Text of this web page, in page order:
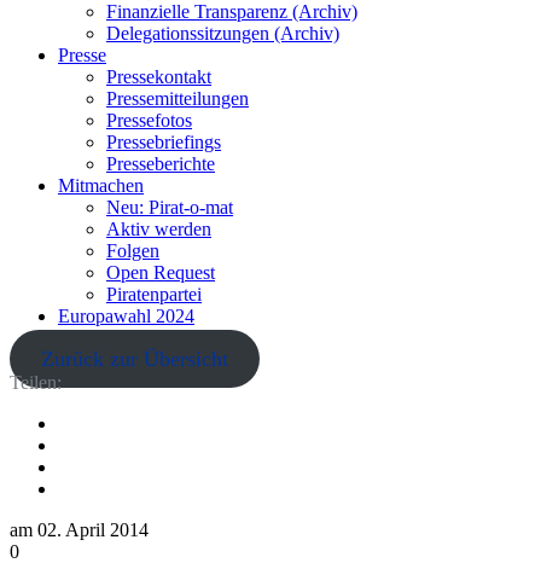
Finanzielle Transparenz (Archiv)
Delegationssitzungen (Archiv)
Presse
Pressekontakt
Pressemitteilungen
Pressefotos
Pressebriefings
Presseberichte
Mitmachen
Neu: Pirat-o-mat
Aktiv werden
Folgen
Open Request
Piratenpartei
Europawahl 2024
Zurück zur Übersicht
Teilen:
am 02. April 2014
0